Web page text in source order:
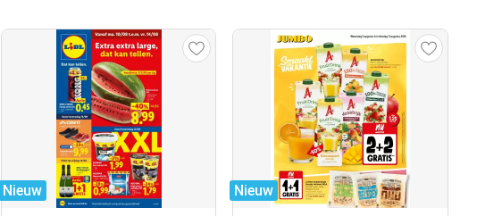
Nieuw
Nieuw